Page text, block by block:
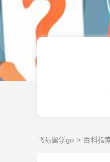
飞际留学go 百科指